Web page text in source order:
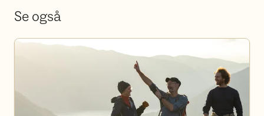
Se også
Våre turer og kurs